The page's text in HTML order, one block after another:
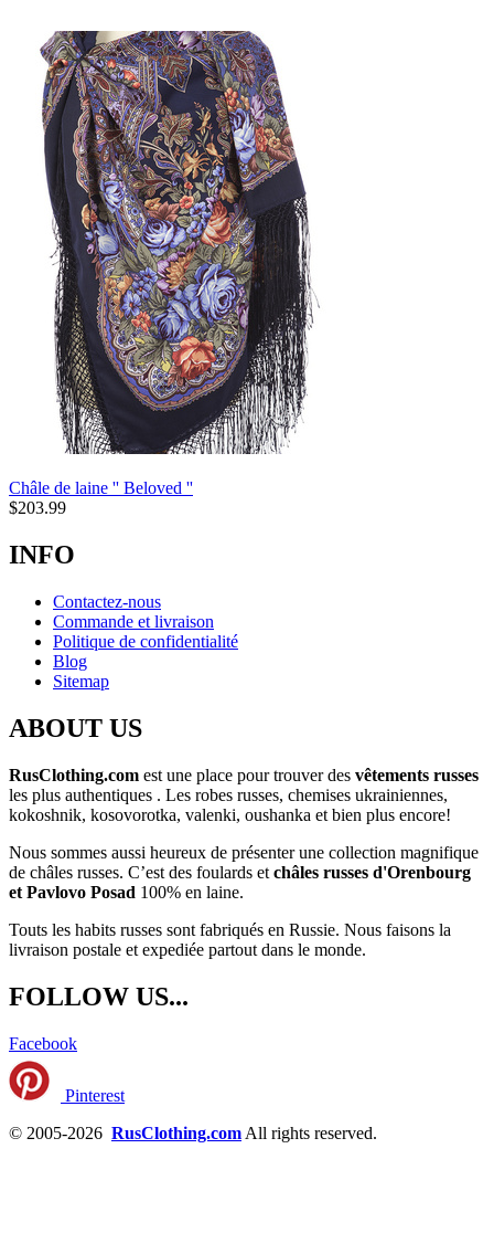
Châle de laine '' Beloved ''
$203.99
INFO
Contactez-nous
Commande et livraison
Politique de confidentialité
Blog
Sitemap
ABOUT US
RusClothing.com est une place pour trouver des vêtements russes
les plus authentiques . Les robes russes, chemises ukrainiennes,
kokoshnik, kosovorotka, valenki, oushanka et bien plus encore!
Nous sommes aussi heureux de présenter une collection magnifique
de châles russes. C’est des foulards et châles russes d'Orenbourg
et Pavlovo Posad 100% en laine.
Touts les habits russes sont fabriqués en Russie. Nous faisons la
livraison postale et expediée partout dans le monde.
FOLLOW US...
Facebook
Pinterest
© 2005-2026 RusClothing.com All rights reserved.